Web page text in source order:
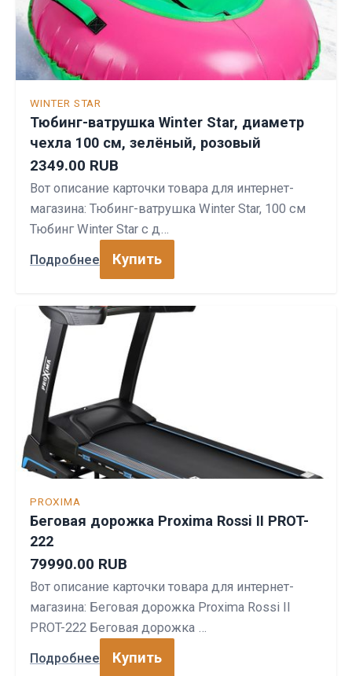
WINTER STAR
Тюбинг-ватрушка Winter Star, диаметр
чехла 100 см, зелёный, розовый
2349.00 RUB
Вот описание карточки товара для интернет-
магазина: Тюбинг-ватрушка Winter Star, 100 см
Тюбинг Winter Star с д…
Подробнее Купить
PROXIMA
Беговая дорожка Proxima Rossi II PROT-
222
79990.00 RUB
Вот описание карточки товара для интернет-
магазина: Беговая дорожка Proxima Rossi II
PROT-222 Беговая дорожка …
Подробнее Купить